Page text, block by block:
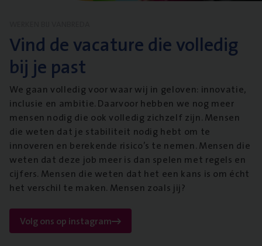
Vind de vacature die volledig
bij je past
We gaan volledig voor waar wij in geloven: innovatie,
inclusie en ambitie. Daarvoor hebben we nog meer
mensen nodig die ook volledig zichzelf zijn. Mensen
die weten dat je stabiliteit nodig hebt om te
innoveren en berekende risico’s te nemen. Mensen die
weten dat deze job meer is dan spelen met regels en
cijfers. Mensen die weten dat het een kans is om écht
het verschil te maken. Mensen zoals jij?
Volg ons op instagram